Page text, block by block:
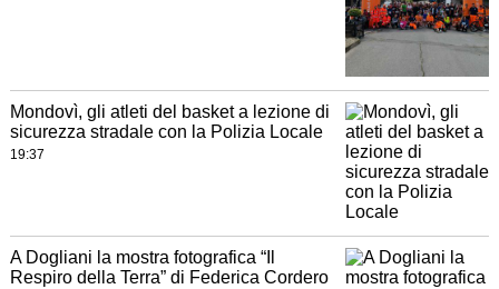
Mondovì, gli atleti del basket a lezione di
sicurezza stradale con la Polizia Locale
19:37
A Dogliani la mostra fotografica “Il
Respiro della Terra” di Federica Cordero